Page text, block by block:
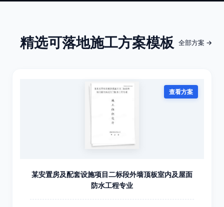
精选可落地施工方案模板 全部方案 →
查看方案
某安置房及配套设施项目二标段外墙顶板室内及屋面
防水工程专业